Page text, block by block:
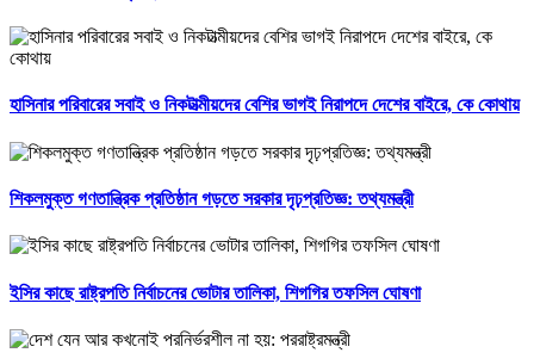
হাসিনার পরিবারের সবাই ও নিকটাত্মীয়দের বেশির ভাগই নিরাপদে দেশের বাইরে, কে কোথায়
শিকলমুক্ত গণতান্ত্রিক প্রতিষ্ঠান গড়তে সরকার দৃঢ়প্রতিজ্ঞ: তথ্যমন্ত্রী
ইসির কাছে রাষ্ট্রপতি নির্বাচনের ভোটার তালিকা, শিগগির তফসিল ঘোষণা